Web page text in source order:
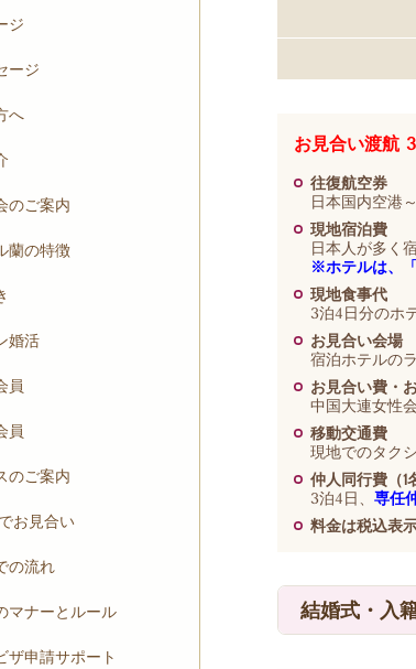
お見合い渡航
往復航空券
日本国内空港
現地宿泊費
日本人が多く
※ホテルは、
現地食事代
3泊4日分のホ
お見合い会場
宿泊ホテルの
お見合い費・
中国大連女性
移動交通費
現地でのタク
仲人同行費（1
3泊4日、 専任
料金は税込表
結婚式・入
ジ
ージ
へ
のご案内
蘭の特徴
婚活
員
員
のご案内
お見合い
の流れ
マナーとルール
ザ申請サポート